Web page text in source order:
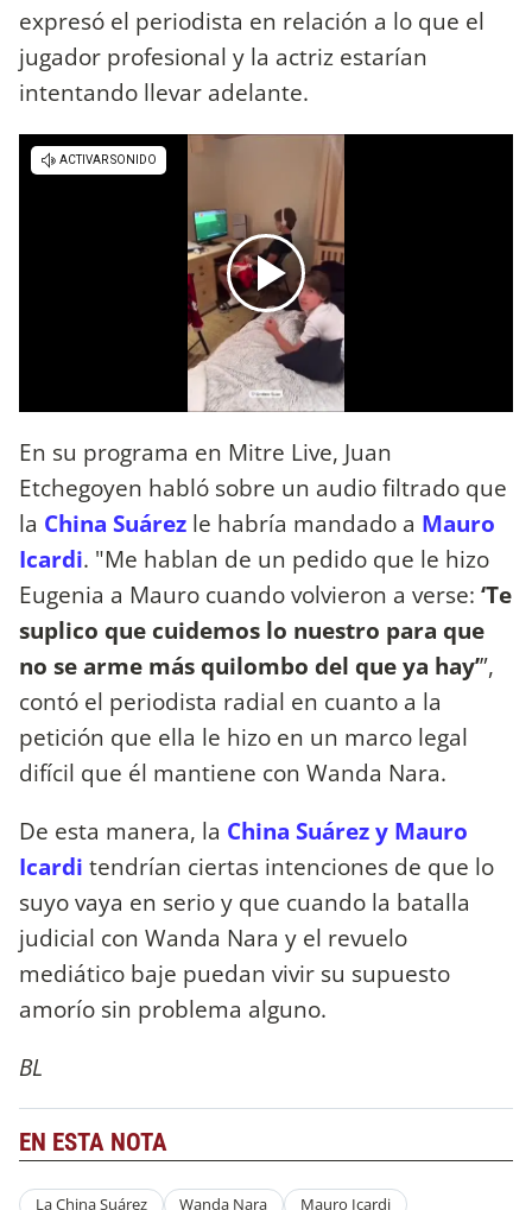
expresó el periodista en relación a lo que el
jugador profesional y la actriz estarían
intentando llevar adelante.
En su programa en Mitre Live, Juan
Etchegoyen habló sobre un audio filtrado que
la China Suárez le habría mandado a Mauro
Icardi. "Me hablan de un pedido que le hizo
Eugenia a Mauro cuando volvieron a verse: ‘Te
suplico que cuidemos lo nuestro para que
no se arme más quilombo del que ya hay’”,
contó el periodista radial en cuanto a la
petición que ella le hizo en un marco legal
difícil que él mantiene con Wanda Nara.
De esta manera, la China Suárez y Mauro
Icardi tendrían ciertas intenciones de que lo
suyo vaya en serio y que cuando la batalla
judicial con Wanda Nara y el revuelo
mediático baje puedan vivir su supuesto
amorío sin problema alguno.
BL
EN ESTA NOTA
La China Suárez Wanda Nara Mauro Icardi